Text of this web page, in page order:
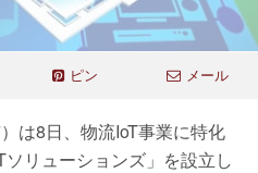
ピン メール
は8日、物流IoT事業に特化
リューションズ」を設立し